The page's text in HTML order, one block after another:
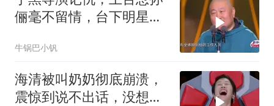
俪毫不留情，台下明星大
牛锅巴小钒
海清被叫奶奶彻底崩溃，
震惊到说不出话，没想到